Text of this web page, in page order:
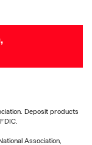
Deposit products
Association,